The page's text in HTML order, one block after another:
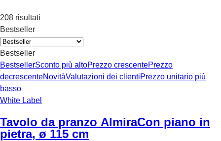
208 risultati
Bestseller
Bestseller
BestsellerSconto più altoPrezzo crescentePrezzo
decrescenteNovitàValutazioni dei clientiPrezzo unitario più
basso
White Label
Tavolo da pranzo AlmiraCon piano in
pietra, ø 115 cm